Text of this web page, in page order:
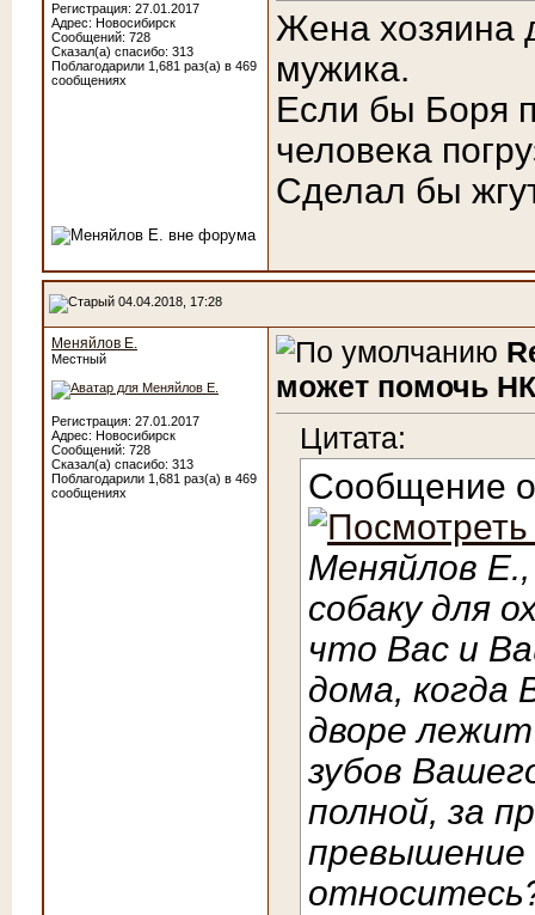
Регистрация: 27.01.2017
Адрес: Новосибирск
Сообщений: 728
Сказал(а) спасибо: 313
Поблагодарили 1,681 раз(а) в 469
сообщениях
Жена хозяина
мужика.
Если бы Боря
человека
Сделал бы
04.04.2018, 17:28
Меняйлов Е.
Местный
Регистрация: 27.01.2017
Адрес: Новосибирск
Сообщений: 728
Сказал(а) спасибо: 313
Поблагодарили 1,681 раз(а) в 469
сообщениях
может помочь
Цитата:
Сообщение
Меняйлов
собаку для
что Вас и
дома, когда
дворе
зубов
полной, за
превышение